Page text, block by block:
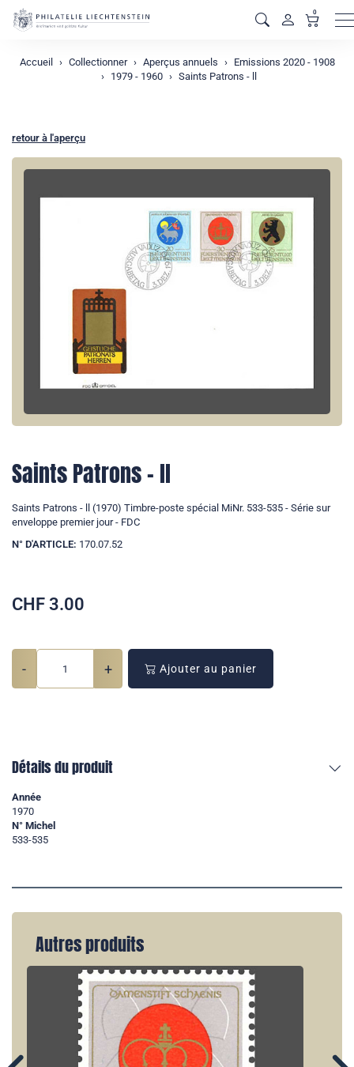
0
Accueil Collectionner Aperçus annuels
Emissions 2020 - 1908
1979 - 1960
Saints Patrons - ll
retour à l'aperçu
Saints Patrons - ll
Saints Patrons - ll (1970) Timbre-poste spécial MiNr. 533-535 - Série sur
enveloppe premier jour - FDC
N° D'ARTICLE: 170.07.52
CHF 3.00
- + Ajouter au panier
Détails du produit
Année
1970
N° Michel
533-535
Autres produits